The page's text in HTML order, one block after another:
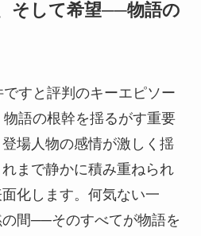
そして希望──物語の
すと評判のキーエピソー
物語の根幹を揺るがす重要
場人物の感情が激しく揺
まで静かに積み重ねられ
化します。何気ない一
間──そのすべてが物語を